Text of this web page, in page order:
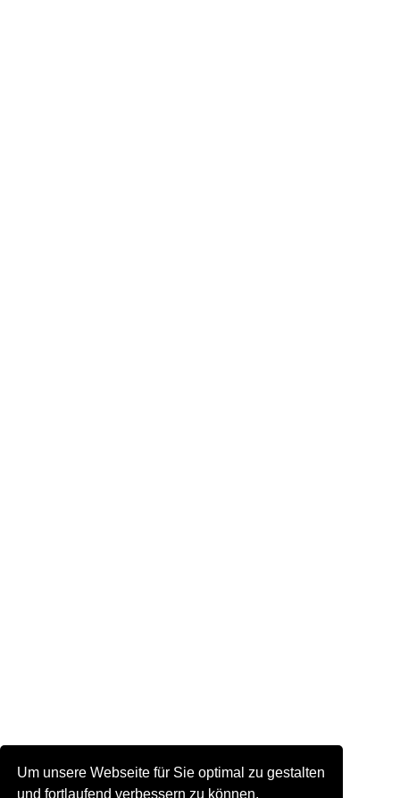
Um unsere Webseite für Sie optimal zu gestalten
und fortlaufend verbessern zu können,